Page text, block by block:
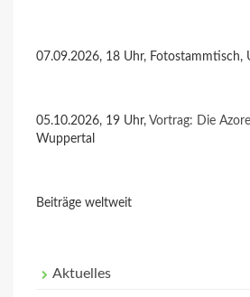
07.09.2026, 18 Uhr, Fotostammtisch,
05.10.2026, 19 Uhr, Vortrag: Die
Wuppertal
Beiträge weltweit
Aktuelles